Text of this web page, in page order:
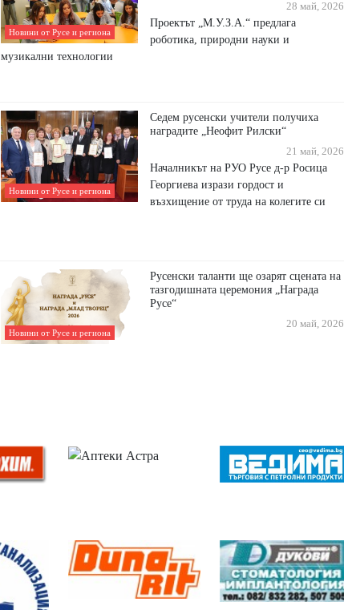
Новини от Русе и региона
28 май, 2026
Проектът „М.У.З.А.“ предлага
роботика, природни науки и
музикални технологии
Новини от Русе и региона
Седем русенски учители получиха
наградите „Неофит Рилски“
21 май, 2026
Началникът на РУО Русе д-р Росица
Георгиева изрази гордост и
възхищение от труда на колегите си
Новини от Русе и региона
Русенски таланти ще озарят сцената на
тазгодишната церемония „Награда
Русе“
20 май, 2026